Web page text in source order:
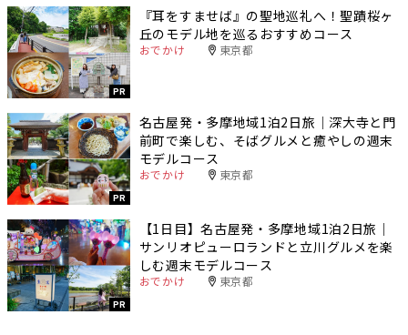
PR
『耳をすませば』の聖地巡礼へ！聖蹟桜ヶ
丘のモデル地を巡るおすすめコース
おでかけ 東京都
PR
名古屋発・多摩地域1泊2日旅｜深大寺と門
前町で楽しむ、そばグルメと癒やしの週末
モデルコース
おでかけ 東京都
PR
【1日目】名古屋発・多摩地域1泊2日旅｜
サンリオピューロランドと立川グルメを楽
しむ週末モデルコース
おでかけ 東京都